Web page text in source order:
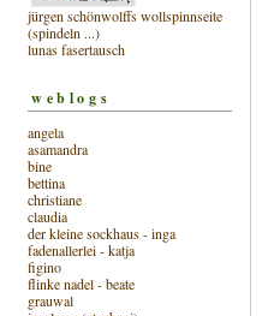
jürgen schönwolffs wollspinnseite
(spindeln ...)
lunas fasertausch
weblogs
angela
asamandra
bine
bettina
christiane
claudia
der kleine sockhaus - inga
fadenallerlei - katja
figino
flinke nadel - beate
grauwal